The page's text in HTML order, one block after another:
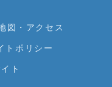
図・アクセス
トポリシー
ト